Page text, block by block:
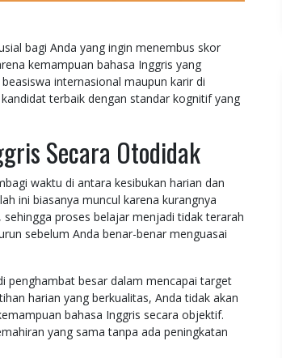
bagi Anda yang ingin menembus skor
kemampuan bahasa Inggris yang
internasional maupun karir di
terbaik dengan standar kognitif yang
Secara Otodidak
waktu di antara kesibukan harian dan
ini biasanya muncul karena kurangnya
proses belajar menjadi tidak terarah
sebelum Anda benar-benar menguasai
penghambat besar dalam mencapai target
harian yang berkualitas, Anda tidak akan
bahasa Inggris secara objektif.
yang sama tanpa ada peningkatan